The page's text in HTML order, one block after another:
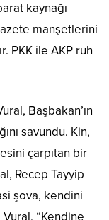
kaynağı
manşetlerini
PKK ile AKP ruh
Başbakan’ın
savundu. Kin,
çarpıtan bir
Recep Tayyip
şova, kendini